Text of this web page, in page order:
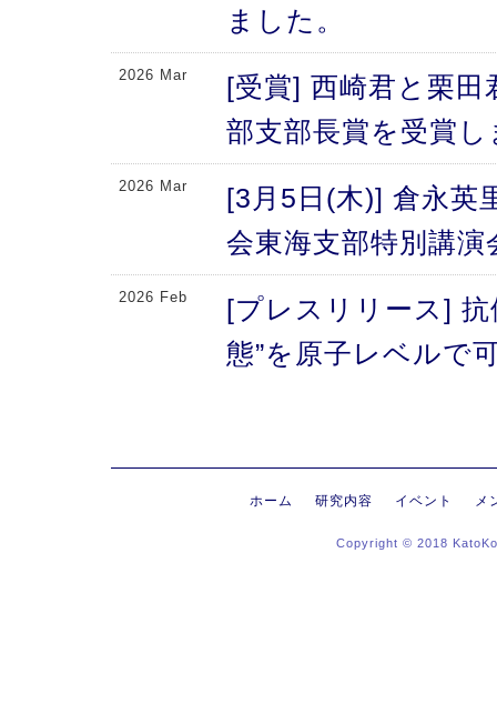
ました。
2026 Mar
[受賞] 西崎君と栗田
部支部長賞を受賞
2026 Mar
[3月5日(木)] 倉永英
会東海支部特別講
2026 Feb
[プレスリリース]
態”を原子レベルで
[プレスリリース]
にする抗体のFc領
る高次構造評価の
ホーム 研究内容 イベント メ
Copyright © 2018